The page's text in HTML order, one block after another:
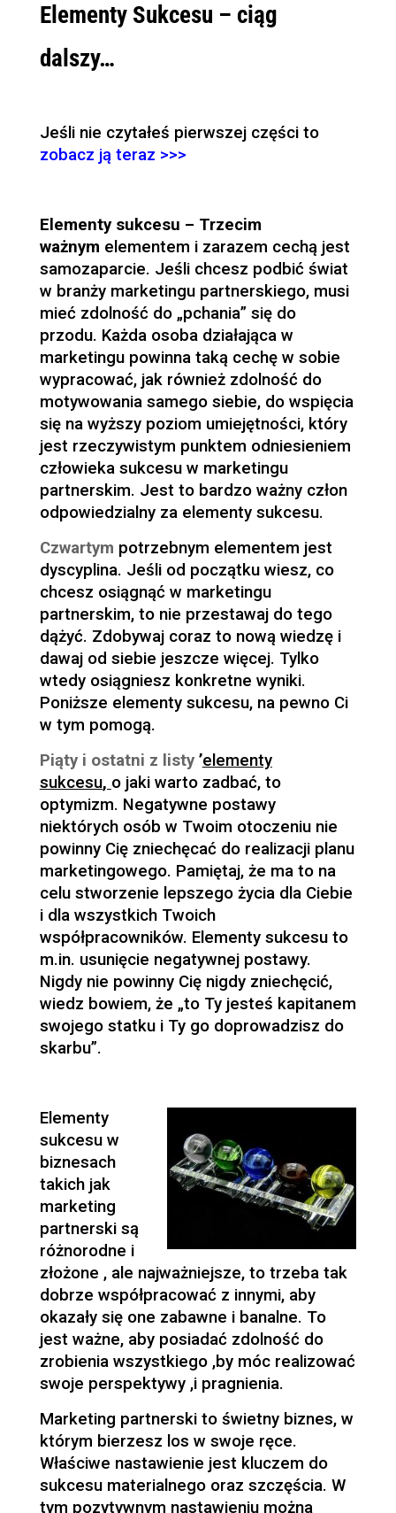
Elementy Sukcesu – ciąg
dalszy…
Jeśli nie czytałeś pierwszej części to
zobacz ją teraz >>>
Elementy sukcesu – Trzecim
ważnym elementem i zarazem cechą jest
samozaparcie. Jeśli chcesz podbić świat
w branży marketingu partnerskiego, musi
mieć zdolność do „pchania” się do
przodu. Każda osoba działająca w
marketingu powinna taką cechę w sobie
wypracować, jak również zdolność do
motywowania samego siebie, do wspięcia
się na wyższy poziom umiejętności, który
jest rzeczywistym punktem odniesieniem
człowieka sukcesu w marketingu
partnerskim. Jest to bardzo ważny człon
odpowiedzialny za elementy sukcesu.
Czwartym potrzebnym elementem jest
dyscyplina. Jeśli od początku wiesz, co
chcesz osiągnąć w marketingu
partnerskim, to nie przestawaj do tego
dążyć. Zdobywaj coraz to nową wiedzę i
dawaj od siebie jeszcze więcej. Tylko
wtedy osiągniesz konkretne wyniki.
Poniższe elementy sukcesu, na pewno Ci
w tym pomogą.
Piąty i ostatni z listy’elementy
sukcesu, o jaki warto zadbać, to
optymizm. Negatywne postawy
niektórych osób w Twoim otoczeniu nie
powinny Cię zniechęcać do realizacji planu
marketingowego. Pamiętaj, że ma to na
celu stworzenie lepszego życia dla Ciebie
i dla wszystkich Twoich
współpracowników. Elementy sukcesu to
m.in. usunięcie negatywnej postawy.
Nigdy nie powinny Cię nigdy zniechęcić,
wiedz bowiem, że „to Ty jesteś kapitanem
swojego statku i Ty go doprowadzisz do
skarbu”.
Elementy
sukcesu w
biznesach
takich jak
marketing
partnerski są
różnorodne i
złożone , ale najważniejsze, to trzeba tak
dobrze współpracować z innymi, aby
okazały się one zabawne i banalne. To
jest ważne, aby posiadać zdolność do
zrobienia wszystkiego ,by móc realizować
swoje perspektywy ,i pragnienia.
Marketing partnerski to świetny biznes, w
którym bierzesz los w swoje ręce.
Właściwe nastawienie jest kluczem do
sukcesu materialnego oraz szczęścia. W
tym pozytywnym nastawieniu można